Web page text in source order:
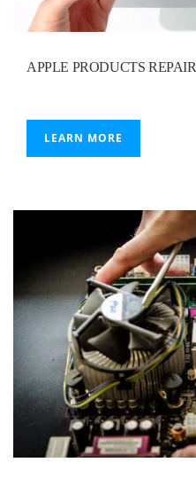
APPLE PRODUCTS REPAIR
LEARN MORE